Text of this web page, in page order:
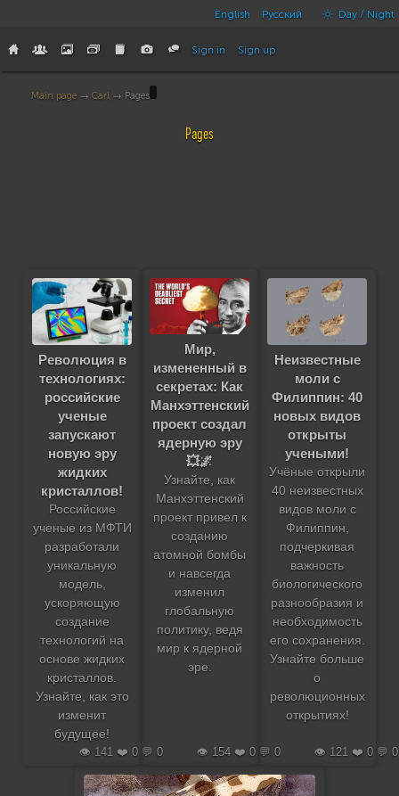
English Русский Day / Night
Sign in Sign up
Main page → Carl → Pages
Pages
Революция в
технологиях:
российские
ученые
запускают
новую эру
жидких
кристаллов!
Российские
ученые из МФТИ
разработали
уникальную
модель,
ускоряющую
создание
технологий на
основе жидких
кристаллов.
Узнайте, как это
изменит
будущее!
👁️ 141 ❤️ 0 💬 0
Мир,
измененный в
секретах: Как
Манхэттенский
проект создал
ядерную эру
💥🌌
Узнайте, как
Манхэттенский
проект привел к
созданию
атомной бомбы
и навсегда
изменил
глобальную
политику, ведя
мир к ядерной
эре.
👁️ 154 ❤️ 0 💬 0
Неизвестные
моли с
Филиппин: 40
новых видов
открыты
учеными!
Учёные открыли
40 неизвестных
видов моли с
Филиппин,
подчеркивая
важность
биологического
разнообразия и
необходимость
его сохранения.
Узнайте больше
о
революционных
открытиях!
👁️ 121 ❤️ 0 💬 0